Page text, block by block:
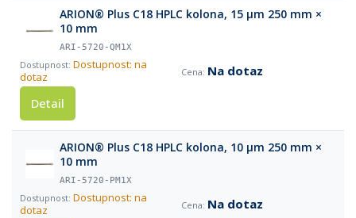
ARION® Plus C18 HPLC kolona, 15 µm 250 mm ×
10 mm
ARI-5720-QM1X
Dostupnost: na
dotaz
Na dotaz
Detail
ARION® Plus C18 HPLC kolona, 10 µm 250 mm ×
10 mm
ARI-5720-PM1X
Dostupnost: na
dotaz
Na dotaz